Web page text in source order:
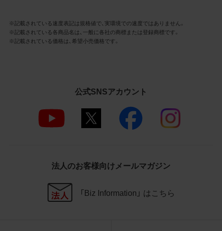
て、当社と提携、協力関係等にあると
の示唆や誤解を生じさせうる態様の
利用を行わないこと
用しないこと
4.免責事項
当社は、商品写真データの正確性、完全性、
ん。また、商品写真データの利用に起因し
の賠償の責任を負いません。また、商品写
真データの内容は予告なしに変更又は掲載
※記載されている速度表記は規格値で、実環境での速度ではありません。
※記載されている各商品名は、一般に各社の商標または登録商標です。
※記載されている価格は、希望小売価格です。
公式SNSアカウント
法人のお客様向けメールマガジン
「Biz Information」 はこちら